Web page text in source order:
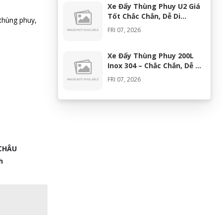
phuy,
Xe Đẩy Thùng Phuy U2 Giá
Tốt Chắc Chắn, Dễ Di
Chuyển
FRI 07, 2026
Xe Đẩy Thùng Phuy 200L
Inox 304 – Chắc Chắn, Dễ Di
Chuyển, Giá Tốt
FRI 07, 2026